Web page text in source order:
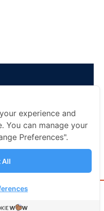
experience and
You can manage your
Preferences".
All